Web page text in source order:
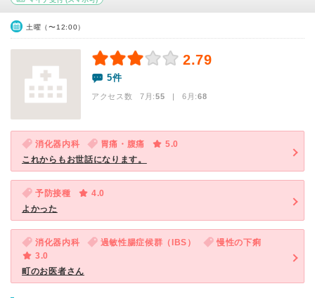
土曜（〜12:00）
2.79
5件
アクセス数 7月:55 | 6月:68
消化器内科 胃痛・腹痛
5.0
これからもお世話になります。
予防接種
4.0
よかった
消化器内科 過敏性腸症候群（IBS）
慢性の下痢
3.0
町のお医者さん